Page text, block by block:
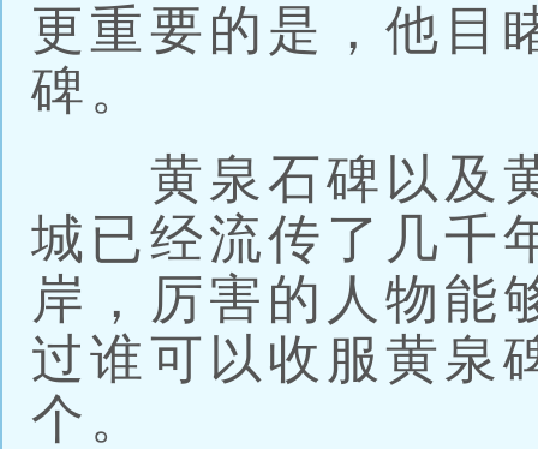
更重要的是，他目
碑。
黄泉石碑以及黄
城已经流传了几千
岸，厉害的人物能
过谁可以收服黄泉
个。